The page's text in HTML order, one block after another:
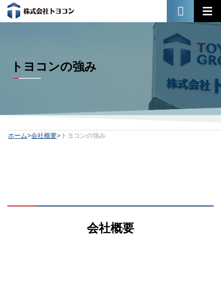
トヨコンの強み
ホーム 会社概要 トヨコンの強み
会社概要